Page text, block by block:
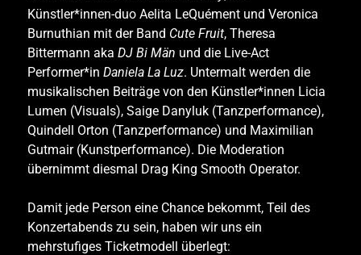
Künstler*innen-duo Aelita LeQuément und Veronica
Burnuthian mit der Band Cute Fruit, Theresa
Bittermann aka DJ Bi Män und die Live-Act
Performer*in Daniela La Luz. Untermalt werden die
musikalischen Beiträge von den Künstler*innen Licia
Lumen (Visuals), Saige Danyluk (Tanzperformance),
Quindell Orton (Tanzperformance) und Maximilian
Gutmair (Kunstperformance). Die Moderation
übernimmt diesmal Drag King Smooth Operator.
Damit jede Person eine Chance bekommt, Teil des
Konzertabends zu sein, haben wir uns ein
mehrstufiges Ticketmodell überlegt: